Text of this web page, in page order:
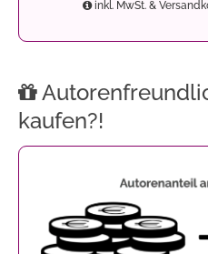
inkl. MwSt. &
kaufen?!